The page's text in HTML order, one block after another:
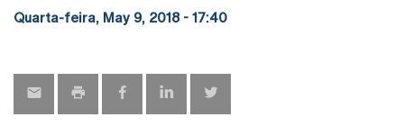
Quarta-feira, May 9, 2018 - 17:40